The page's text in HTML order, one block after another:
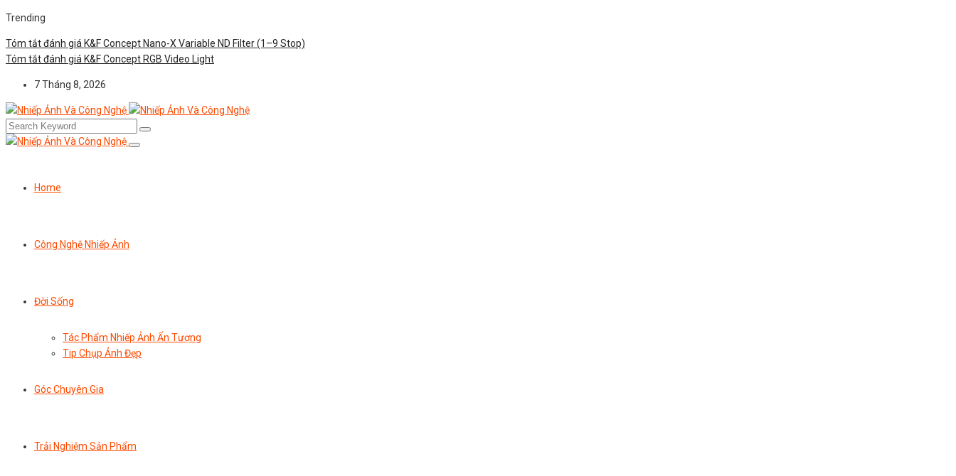
Trending
Tóm tắt đánh giá K&F Concept Nano-X Variable ND Filter (1–9 Stop)
Tóm tắt đánh giá K&F Concept RGB Video Light
7 Tháng 8, 2026
Home
Công Nghệ Nhiếp Ảnh
Đời Sống
Tác Phẩm Nhiếp Ảnh Ấn Tượng
Tip Chụp Ảnh Đẹp
Góc Chuyên Gia
Trải Nghiệm Sản Phẩm